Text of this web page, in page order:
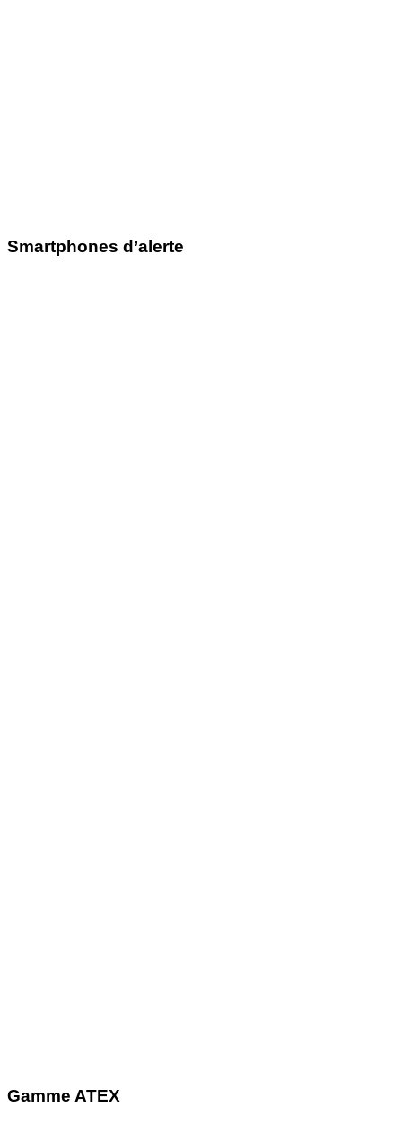
Smartphones d’alerte
Gamme ATEX